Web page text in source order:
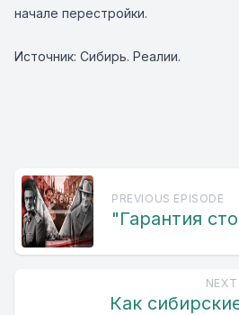
начале перестройки.
Источник: Сибирь. Реалии.
PREVIOUS EPISODE
"Гарантия
Как